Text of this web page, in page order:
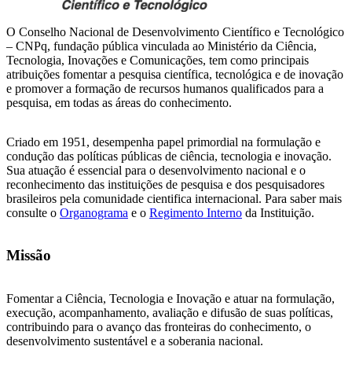
O Conselho Nacional de Desenvolvimento Científico e Tecnológico
– CNPq, fundação pública vinculada ao Ministério da Ciência,
Tecnologia, Inovações e Comunicações, tem como principais
atribuições fomentar a pesquisa científica, tecnológica e de inovação
e promover a formação de recursos humanos qualificados para a
pesquisa, em todas as áreas do conhecimento.
Criado em 1951, desempenha papel primordial na formulação e
condução das políticas públicas de ciência, tecnologia e inovação.
Sua atuação é essencial para o desenvolvimento nacional e o
reconhecimento das instituições de pesquisa e dos pesquisadores
brasileiros pela comunidade cientifica internacional. Para saber mais
consulte o Organograma e o Regimento Interno da Instituição.
Missão
Fomentar a Ciência, Tecnologia e Inovação e atuar na formulação,
execução, acompanhamento, avaliação e difusão de suas políticas,
contribuindo para o avanço das fronteiras do conhecimento, o
desenvolvimento sustentável e a soberania nacional.